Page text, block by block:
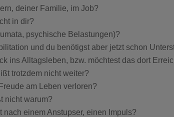
deiner Familie, im Job?
in dir?
psychische Belastungen)?
und du benötigst aber jetzt schon
ins Alltagsleben, bzw. möchtest das dort
trotzdem nicht weiter?
am Leben verloren?
nicht warum?
einem Anstupser, einen Impuls?